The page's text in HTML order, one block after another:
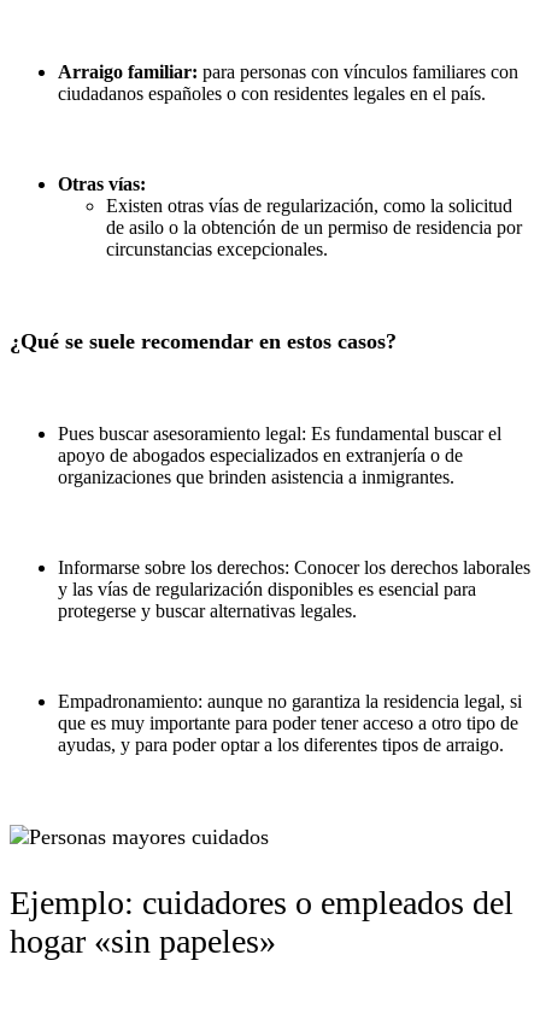
Arraigo familiar: para personas con vínculos familiares con
ciudadanos españoles o con residentes legales en el país.
Otras vías:
Existen otras vías de regularización, como la solicitud
de asilo o la obtención de un permiso de residencia por
circunstancias excepcionales.
¿Qué se suele recomendar en estos casos?
Pues buscar asesoramiento legal: Es fundamental buscar el
apoyo de abogados especializados en extranjería o de
organizaciones que brinden asistencia a inmigrantes.
Informarse sobre los derechos: Conocer los derechos laborales
y las vías de regularización disponibles es esencial para
protegerse y buscar alternativas legales.
Empadronamiento: aunque no garantiza la residencia legal, si
que es muy importante para poder tener acceso a otro tipo de
ayudas, y para poder optar a los diferentes tipos de arraigo.
Ejemplo: cuidadores o empleados del
hogar «sin papeles»